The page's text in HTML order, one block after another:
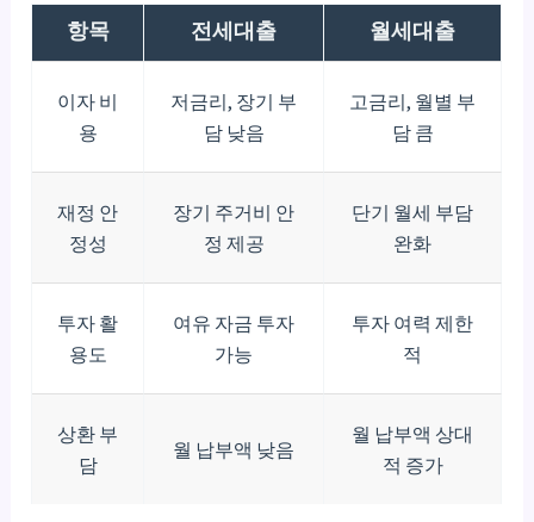
항목 전세대출 월세대출
이자 비
용
저금리, 장기 부
담 낮음
고금리, 월별 부
담 큼
재정 안
정성
장기 주거비 안
정 제공
단기 월세 부담
완화
투자 활
용도
여유 자금 투자
가능
투자 여력 제한
적
상환 부
담
월 납부액 낮음
월 납부액 상대
적 증가